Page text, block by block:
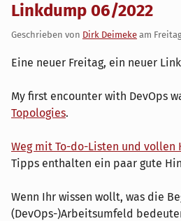
Linkdump 06/2022
Geschrieben von Dirk Deimeke am
Eine neuer Freitag, ein neuer
My first encounter with DevOps
Topologies.
Weg mit To-do-Listen und vollen
Tipps enthalten ein paar gute
Wenn Ihr wissen wollt, was die
(DevOps-)Arbeitsumfeld